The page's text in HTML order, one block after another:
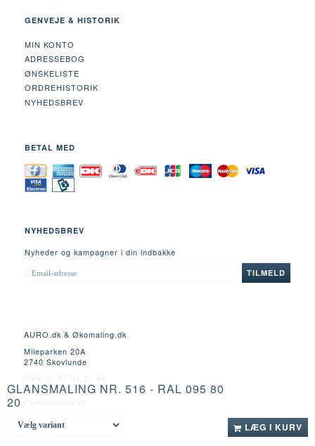
GENVEJE & HISTORIK
MIN KONTO
ADRESSEBOG
ØNSKELISTE
ORDREHISTORIK
NYHEDSBREV
BETAL MED
NYHEDSBREV
Nyheder og kampagner i din indbakke
ADRESSE
TILMELD
AURO.dk & Økomaling.dk
Mileparken 20A
2740 Skovlunde
GLANSMALING NR. 516 - RAL 095 80
20
LÆG I KURV